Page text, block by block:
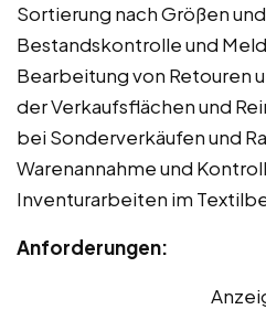
Sortierung nach Größen
Bestandskontrolle und
Bearbeitung von Retouren
der Verkaufsflächen und
bei Sonderverkäufen und
Warenannahme und
Inventurarbeiten im
Anforderungen: